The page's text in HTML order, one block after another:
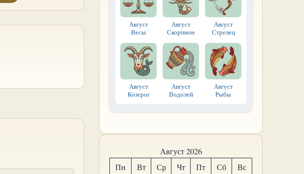
Август
Весы
Август
Скорпион
Август
Стрелец
Август
Козерог
Август
Водолей
Август
Рыбы
Август 2026
Пн
Вт Ср Чт Пт Сб
Вс